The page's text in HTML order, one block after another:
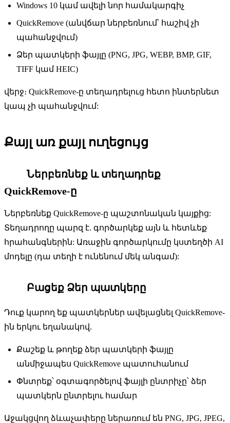
Windows 10 կամ ավելի նոր համակարգիչ
QuickRemove (անվճար ներբեռնում՝ հաշիվ չի
պահանջվում)
Ձեր պատկերի ֆայլը (PNG, JPG, WEBP, BMP, GIF,
TIFF կամ HEIC)
վերջ։ QuickRemove-ը տեղադրելուց հետո ինտերնետ
կապ չի պահանջվում:
Քայլ առ քայլ ուղեցույց
Ներբեռնեք և տեղադրեք
QuickRemove-ը
Ներբեռնեք QuickRemove-ը պաշտոնական կայքից:
Տեղադրողը պարզ է. գործարկեք այն և հետևեք
հրահանգներին: Առաջին գործարկումը կստեղծի AI
մոդելը (դա տեղի է ունենում մեկ անգամ):
Բացեք Ձեր պատկերը
Դուք կարող եք պատկերներ ավելացնել QuickRemove-
ին երկու եղանակով.
Քաշեք և թողեք ձեր պատկերի ֆայլը
անմիջապես QuickRemove պատուհանում
Փնտրեք՝ օգտագործելով ֆայլի ընտրիչը՝ ձեր
պատկերն ընտրելու համար
Աջակցվող ձևաչափերը ներառում են PNG, JPG, JPEG,